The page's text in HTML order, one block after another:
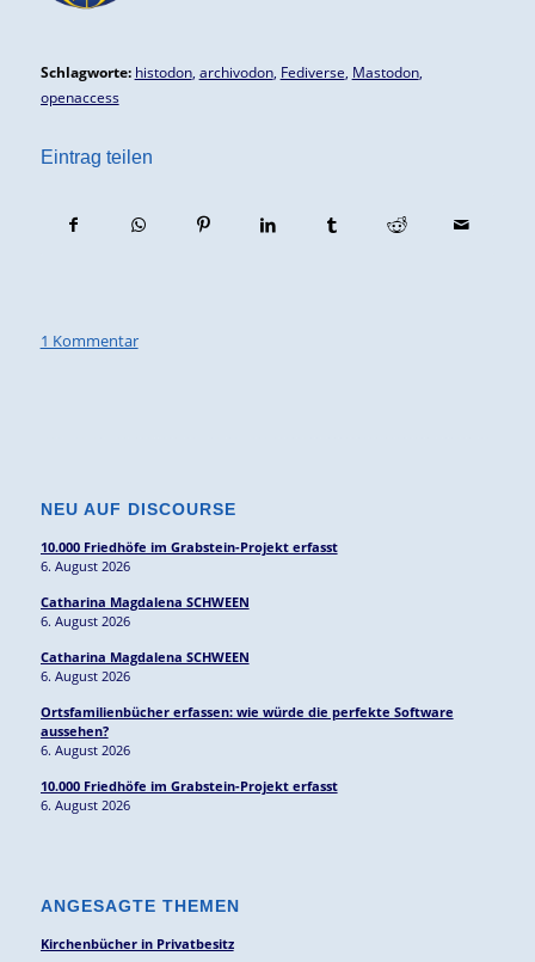
Schlagworte: histodon, archivodon, Fediverse Mastodon,
openaccess
Eintrag teilen
1 Kommentar
NEU AUF DISCOURSE
10.000 Friedhöfe im Grabstein-Projekt erfasst
6. August 2026
Catharina Magdalena SCHWEEN
6. August 2026
Catharina Magdalena SCHWEEN
6. August 2026
Ortsfamilienbücher erfassen: wie würde die perfekte Software
aussehen?
6. August 2026
10.000 Friedhöfe im Grabstein-Projekt erfasst
6. August 2026
ANGESAGTE THEMEN
Kirchenbücher in Privatbesitz